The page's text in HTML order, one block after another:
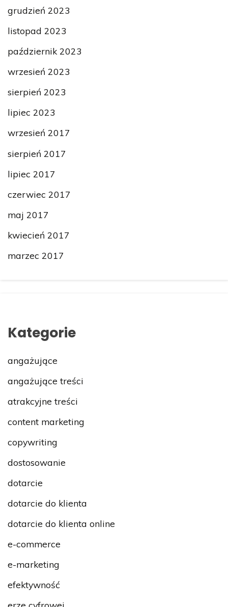
grudzień 2023
listopad 2023
październik 2023
wrzesień 2023
sierpień 2023
lipiec 2023
wrzesień 2017
sierpień 2017
lipiec 2017
czerwiec 2017
maj 2017
kwiecień 2017
marzec 2017
Kategorie
angażujące
angażujące treści
atrakcyjne treści
content marketing
copywriting
dostosowanie
dotarcie
dotarcie do klienta
dotarcie do klienta online
e-commerce
e-marketing
efektywność